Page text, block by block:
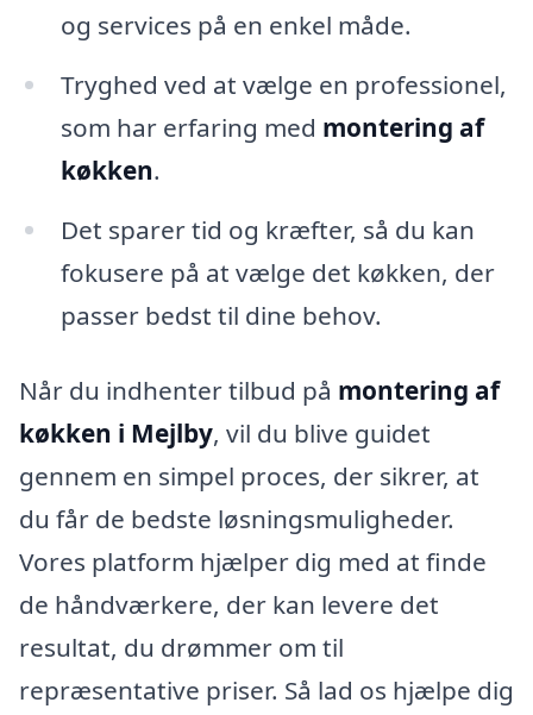
og services på en enkel måde.
Tryghed ved at vælge en professionel,
som har erfaring med montering af
køkken.
Det sparer tid og kræfter, så du kan
fokusere på at vælge det køkken, der
passer bedst til dine behov.
Når du indhenter tilbud på montering af
køkken i Mejlby, vil du blive guidet
gennem en simpel proces, der sikrer, at
du får de bedste løsningsmuligheder.
Vores platform hjælper dig med at finde
de håndværkere, der kan levere det
resultat, du drømmer om til
repræsentative priser. Så lad os hjælpe dig